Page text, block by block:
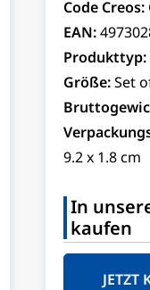
Code Creos:
EAN:
Produkttyp:
Größe: Set
9.2 x 1.8 cm
In
kaufen
JETZT